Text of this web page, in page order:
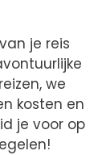
je reis
we
kosten en
je voor op